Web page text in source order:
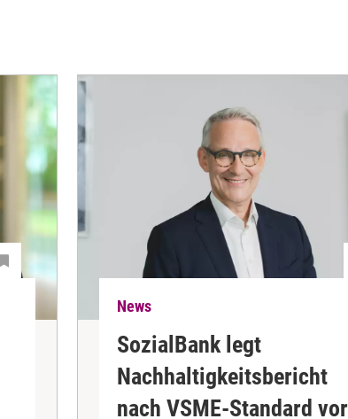
News
SozialBank legt
Nachhaltigkeitsbericht
nach VSME-Standard vor